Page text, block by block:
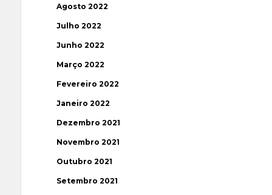
Agosto 2022
Julho 2022
Junho 2022
Março 2022
Fevereiro 2022
Janeiro 2022
Dezembro 2021
Novembro 2021
Outubro 2021
Setembro 2021